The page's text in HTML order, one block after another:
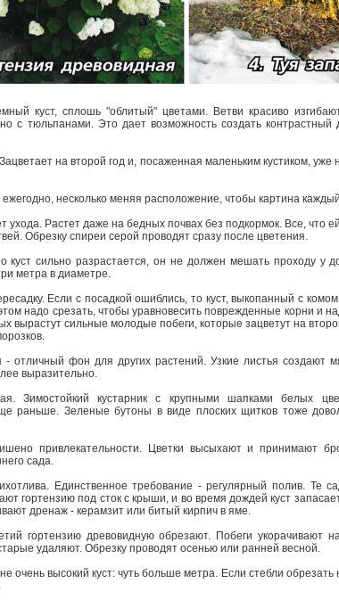
куст, сплошь "облитый" цветами. Ветви красиво
с тюльпанами. Это дает возможность создать
на второй год и, посаженная маленьким кустиком, уже
несколько меняя расположение, чтобы картина
ухода. Растет даже на бедных почвах без подкормок. Все, что
Обрезку спиреи серой проводят сразу после цветения.
куст сильно разрастается, он не должен мешать проходу у
метра в диаметре.
Если с посадкой ошиблись, то куст, выкопанный с
надо срезать, чтобы уравновесить поврежденные корни и
вырастут сильные молодые побеги, которые зацветут на
отличный фон для других растений. Узкие листья создают
выразительно.
Зимостойкий кустарник с крупными шапками белых
раньше. Зеленые бутоны в виде плоских щитков тоже
привлекательности. Цветки высыхают и принимают
сада.
Единственное требование - регулярный полив. Те
гортензию под сток с крыши, и во время дождей куст
дренаж - керамзит или битый кирпич в яме.
гортензию древовидную обрезают. Побеги укорачивают
удаляют. Обрезку проводят осенью или ранней весной.
очень высокий куст: чуть больше метра. Если стебли